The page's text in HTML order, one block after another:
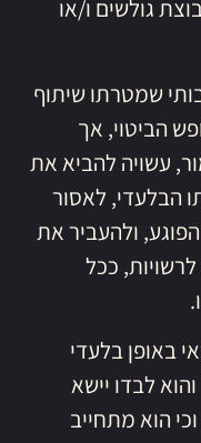
גולשים ו/או
שמטרתו שיתוף
הביטוי, אך
עשויה להביא את
הבלעדי, לאסור
ולהעביר את
ככל
באופן בלעדי
לבדו יישא
הוא מתחייב